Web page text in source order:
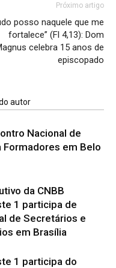
Próximo artigo
posso naquele que me
fortalece” (Fl 4,13): Dom
celebra 15 anos de
episcopado
autor
Nacional de
Formadores em Belo
da CNBB
1 participa de
de Secretários e
em Brasília
1 participa do